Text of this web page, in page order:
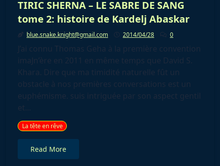
TIRIC SHERNA – LE SABRE DE SANG
tome 2: histoire de Kardelj Abaskar
blue.snake.knight@gmail.com 2014/04/28 0
J’ai connu Thomas Geha à la première convention
imaJn’ère en 2011 en même temps que David S.
Khara. Dire que ma timidité naturelle fût un
obstacle à nos premières conversations est un
euphémisme. suis intriguée par son aspect gentil
et...
La tête en rêve
Read More